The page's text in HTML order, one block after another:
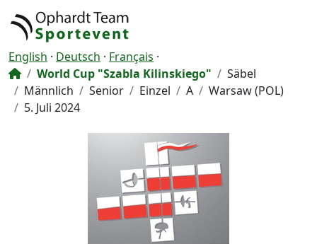
English · Deutsch · Français ·
World Cup "Szabla Kilinskiego"
Säbel
Männlich
Senior Einzel A
Warsaw (POL)
5. Juli 2024